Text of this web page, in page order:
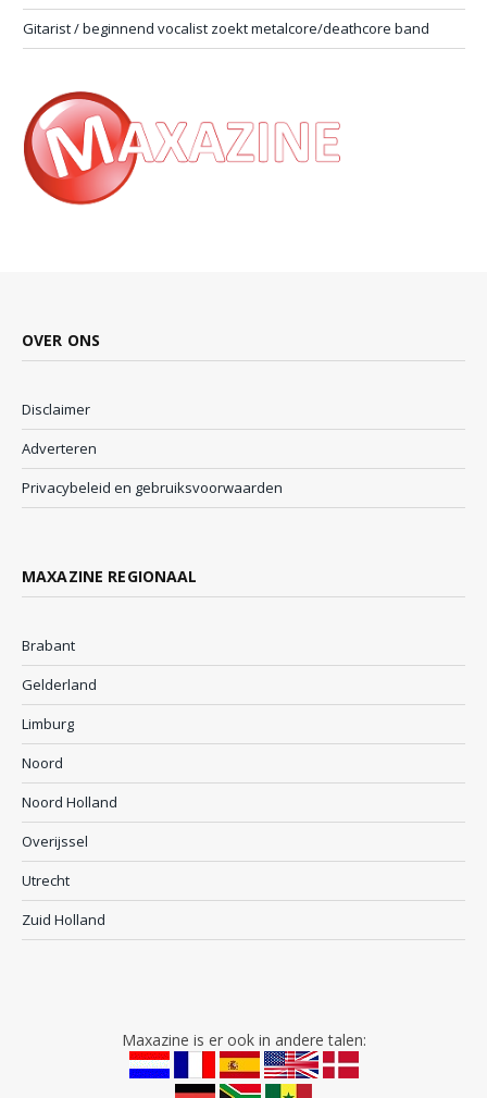
Gitarist / beginnend vocalist zoekt metalcore/deathcore band
OVER ONS
Disclaimer
Adverteren
Privacybeleid en gebruiksvoorwaarden
MAXAZINE REGIONAAL
Brabant
Gelderland
Limburg
Noord
Noord Holland
Overijssel
Utrecht
Zuid Holland
Maxazine is er ook in andere talen: